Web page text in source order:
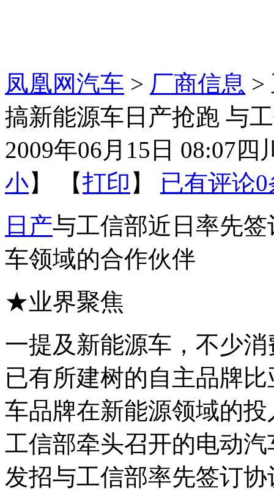
凤凰网汽车 > 厂商信息 >
搞新能源车日产抢跑 与
2009年06月15日 08:07四
小】 【打印 】 已有评论0
日产与工信部近日率先
车领域的合作伙伴
★业界聚焦
一提及新能源车，不少
已有所建树的自主品牌
车品牌在新能源领域的
工信部牵头召开的电动
发招与工信部率先签订